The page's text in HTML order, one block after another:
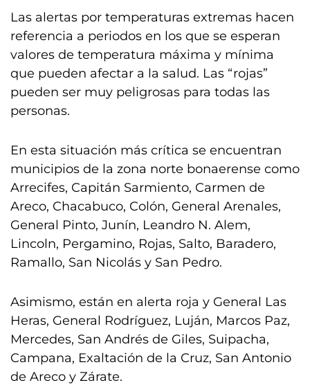
Las alertas por temperaturas extremas hacen
referencia a periodos en los que se esperan
valores de temperatura máxima y mínima
que pueden afectar a la salud. Las “rojas”
pueden ser muy peligrosas para todas las
personas.
En esta situación más crítica se encuentran
municipios de la zona norte bonaerense como
Arrecifes, Capitán Sarmiento, Carmen de
Areco, Chacabuco, Colón, General Arenales,
General Pinto, Junín, Leandro N. Alem,
Lincoln, Pergamino, Rojas, Salto, Baradero,
Ramallo, San Nicolás y San Pedro.
Asimismo, están en alerta roja y General Las
Heras, General Rodríguez, Luján, Marcos Paz,
Mercedes, San Andrés de Giles, Suipacha,
Campana, Exaltación de la Cruz, San Antonio
de Areco y Zárate.